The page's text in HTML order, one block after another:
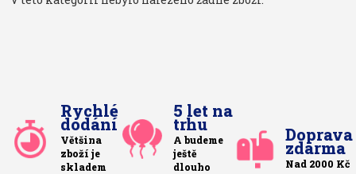
Rychlé
dodání
Většina
zboží je
skladem
5 let na
trhu
A budeme
ještě
dlouho
Doprava
zdarma
Nad 2000 Kč